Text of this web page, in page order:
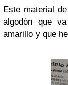
Este material
algodón que
amarillo y que